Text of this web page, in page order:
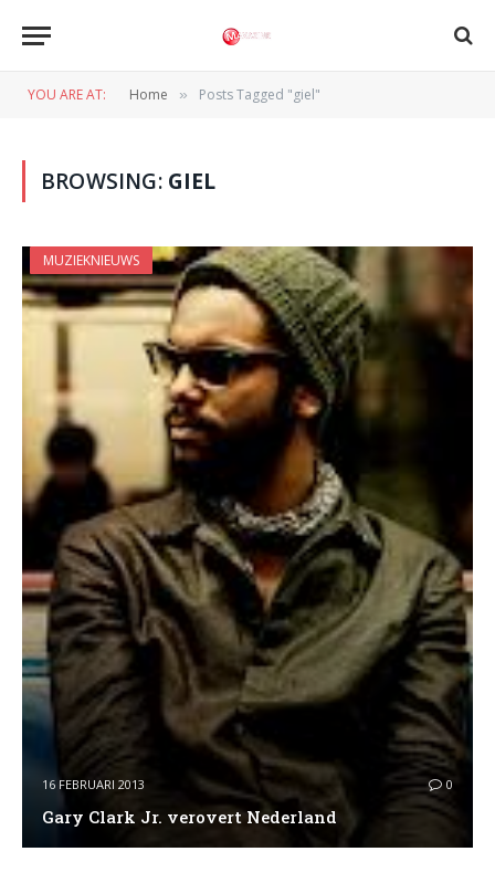
YOU ARE AT: Home » Posts Tagged "giel"
BROWSING: GIEL
MUZIEKNIEUWS
16 FEBRUARI 2013 0
Gary Clark Jr. verovert Nederland